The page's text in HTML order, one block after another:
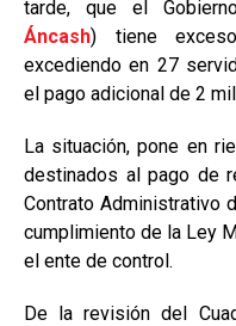
tarde, que el
Áncash) tiene
excediendo en 27
el pago adicional de 2
La situación, pone en
destinados al pago de
Contrato Administrativo
cumplimiento de la Ley
el ente de control.
De la revisión del